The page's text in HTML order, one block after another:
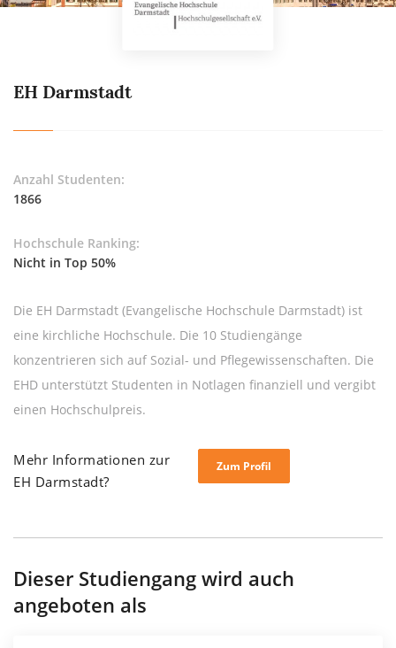
EH Darmstadt
Anzahl Studenten:
1866
Hochschule Ranking:
Nicht in Top 50%
Die EH Darmstadt (Evangelische Hochschule Darmstadt) ist
eine kirchliche Hochschule. Die 10 Studiengänge
konzentrieren sich auf Sozial- und Pflegewissenschaften. Die
EHD unterstützt Studenten in Notlagen finanziell und vergibt
einen Hochschulpreis.
Mehr Informationen zur
EH Darmstadt?
Zum Profil
Dieser Studiengang wird auch
angeboten als